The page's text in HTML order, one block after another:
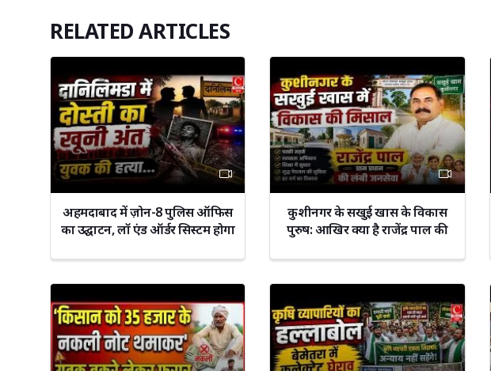
RELATED ARTICLES
अहमदाबाद में ज़ोन-8 पुलिस ऑफिस
का उद्घाटन, लॉ एंड ऑर्डर सिस्टम होगा
कुशीनगर के सखुई खास के विकास
पुरुष: आखिर क्या है राजेंद्र पाल की